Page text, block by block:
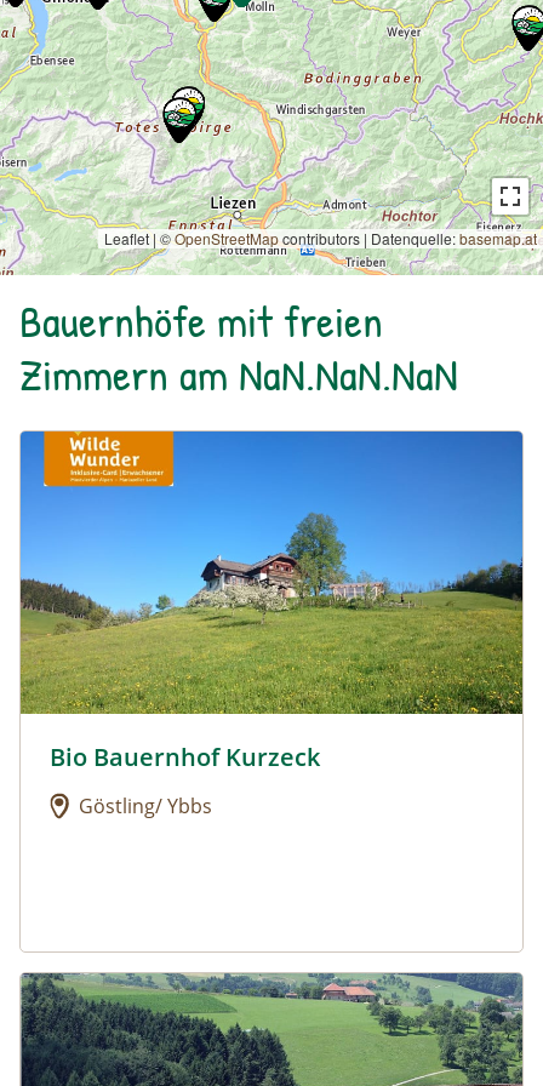
Leaflet | ©OpenStreetMapcontributors | Datenquelle:basemap.at
Bauernhöfe mit freien
Zimmern am NaN.NaN.NaN
Urlaub am Bauernhof: Bio Bauernhof Kurzeck
Urlaub am Bauernhof: Bio Bauernhof Kurzeck
Bio Bauernhof Kurzeck
Göstling/ Ybbs
Urlaub am Bauernhof: Dorferhof